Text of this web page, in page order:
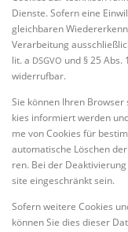
Diens­te. Sofern eine
gleich­ba­ren
Ver­ar­bei­tung
lit. a DSGVO und § 25 Abs. 1
widerrufbar.
Sie kön­nen Ihren
kies infor­miert wer­den
me von Coo­kies für
auto­ma­ti­sche Löschen
ren. Bei der
site ein­ge­schränkt sein.
Sofern wei­te­re Coo­kies
kön­nen Sie dies die­ser